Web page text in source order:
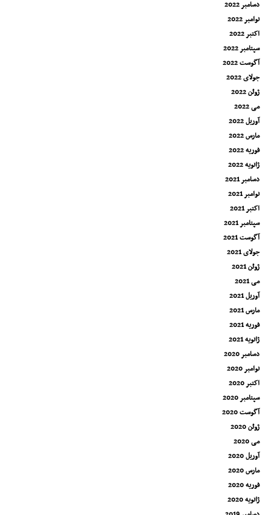
دسامبر 2022
نوامبر 2022
اکتبر 2022
سپتامبر 2022
آگوست 2022
جولای 2022
ژوئن 2022
می 2022
آوریل 2022
مارس 2022
فوریه 2022
ژانویه 2022
دسامبر 2021
نوامبر 2021
اکتبر 2021
سپتامبر 2021
آگوست 2021
جولای 2021
ژوئن 2021
می 2021
آوریل 2021
مارس 2021
فوریه 2021
ژانویه 2021
دسامبر 2020
نوامبر 2020
اکتبر 2020
سپتامبر 2020
آگوست 2020
ژوئن 2020
می 2020
آوریل 2020
مارس 2020
فوریه 2020
ژانویه 2020